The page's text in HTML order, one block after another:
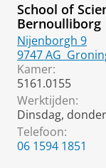
School of
Bernoulliborg
Nijenborgh 9
9747 AG
Kamer:
5161.0155
Werktijden:
Dinsdag,
Telefoon:
06 1594 1851